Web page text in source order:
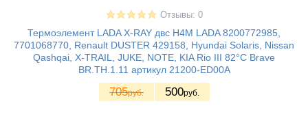
Отзывы: 0
Термоэлемент LADA X-RAY двс H4M LADA 8200772985,
7701068770, Renault DUSTER 429158, Hyundai Solaris, Nissan
Qashqai, X-TRAIL, JUKE, NOTE, KIA Rio III 82°С Brave
BR.TH.1.11 артикул 21200-ED00A
705руб. 500руб.